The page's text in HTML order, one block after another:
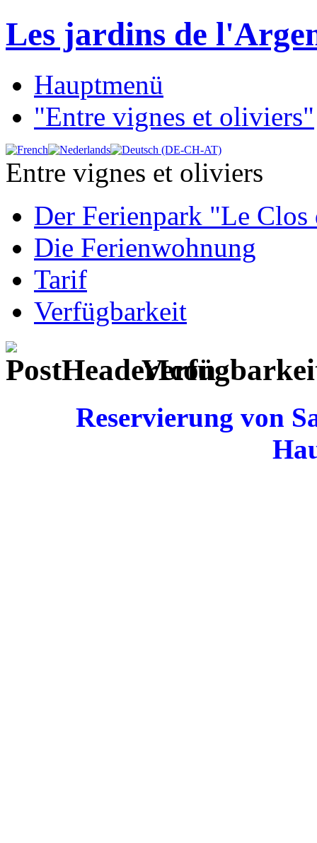
Les jardins de
Hauptmenü
"Entre vignes et oliviers"
Entre vignes et oliviers
Der Ferienpark "Le
Die Ferienwohnung
Tarif
Verfügbarkeit
Reservierung von